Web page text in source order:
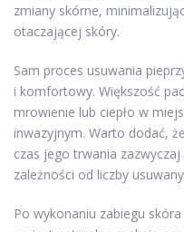
zmiany skórne,
otaczającej skóry.
Sam proces usuwania
i komfortowy. Większość
mrowienie lub ciepło w
inwazyjnym. Warto dodać,
czas jego trwania
zależności od liczby
Po wykonaniu zabiegu